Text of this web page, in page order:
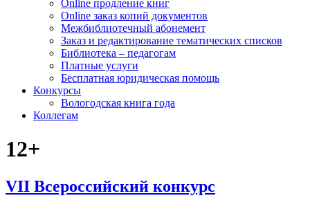
Online продление книг
Online заказ копий документов
Межбиблиотечный абонемент
Заказ и редактирование тематических списков
Библиотека – педагогам
Платные услуги
Бесплатная юридическая помощь
Конкурсы
Вологодская книга года
Коллегам
12+
VII Всероссийский конкурс